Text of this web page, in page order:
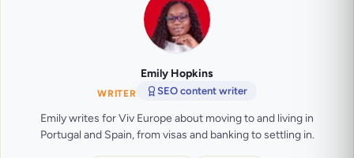
Emily Hopkins
WRITER SEO content writer
Emily writes for Viv Europe about moving to and living in
Portugal and Spain, from visas and banking to settling in.